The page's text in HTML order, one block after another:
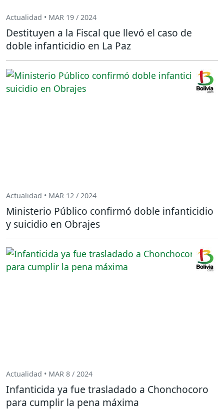
Actualidad • MAR 19 / 2024
Destituyen a la Fiscal que llevó el caso de
doble infanticidio en La Paz
Actualidad • MAR 12 / 2024
Ministerio Público confirmó doble infanticidio
y suicidio en Obrajes
Actualidad • MAR 8 / 2024
Infanticida ya fue trasladado a Chonchocoro
para cumplir la pena máxima